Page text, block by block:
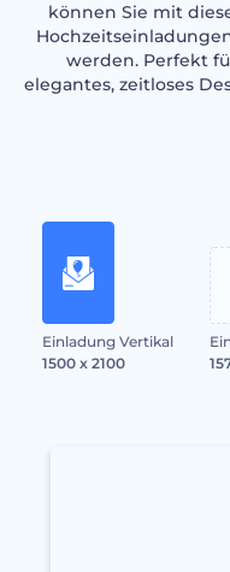
können Sie mit
werden. Perfekt
elegantes, zeitloses
Einladung Vertikal
1500 x 2100